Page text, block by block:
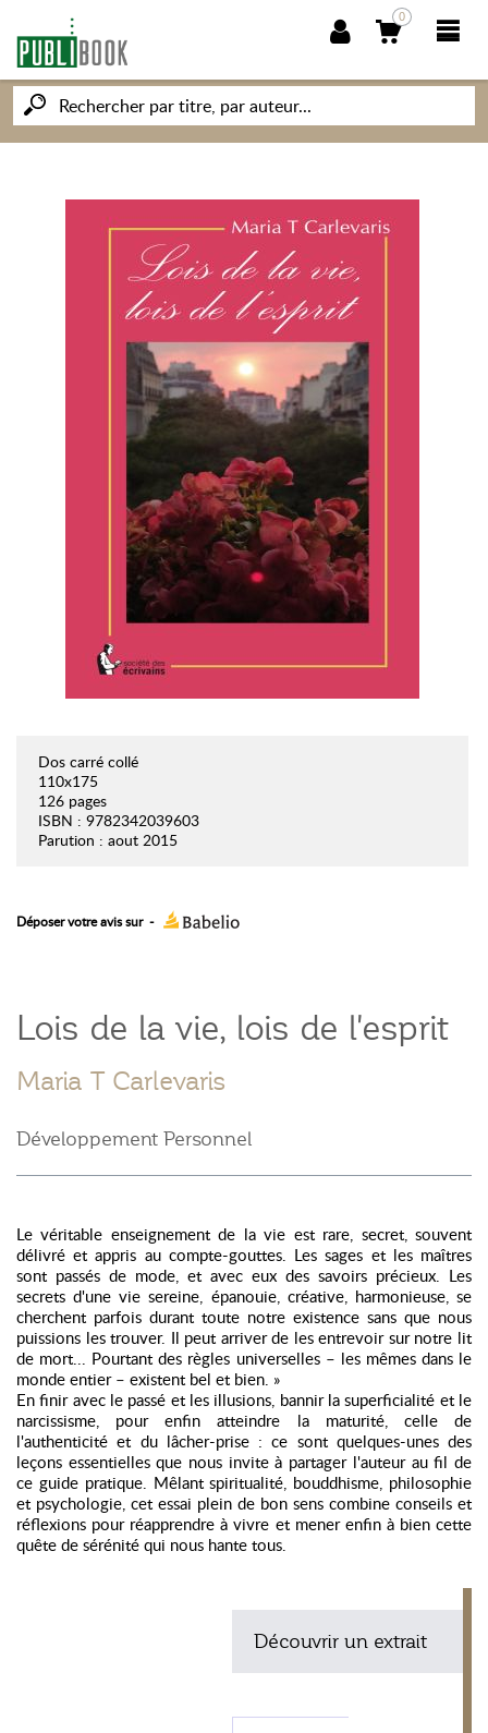
0
NOUVEAUTÉS
PUBLIBOOK
SOCIÉTÉ DES ÉCRIVAINS
CONNAISSANCES ET SAVOIRS
MON PETIT ÉDITEUR
Dos carré collé
110x175
126 pages
ISBN : 9782342039603
Parution : aout 2015
Déposer votre avis sur -
Lois de la vie, lois de l'esprit
Maria T Carlevaris
Développement Personnel
Le véritable enseignement de la vie est rare, secret, souvent
délivré et appris au compte-gouttes. Les sages et les maîtres
sont passés de mode, et avec eux des savoirs précieux. Les
secrets d'une vie sereine, épanouie, créative, harmonieuse, se
cherchent parfois durant toute notre existence sans que nous
puissions les trouver. Il peut arriver de les entrevoir sur notre lit
de mort... Pourtant des règles universelles – les mêmes dans le
monde entier – existent bel et bien. »
En finir avec le passé et les illusions, bannir la superficialité et le
narcissisme, pour enfin atteindre la maturité, celle de
l'authenticité et du lâcher-prise : ce sont quelques-unes des
leçons essentielles que nous invite à partager l'auteur au fil de
ce guide pratique. Mêlant spiritualité, bouddhisme, philosophie
et psychologie, cet essai plein de bon sens combine conseils et
réflexions pour réapprendre à vivre et mener enfin à bien cette
quête de sérénité qui nous hante tous.
Découvrir un extrait